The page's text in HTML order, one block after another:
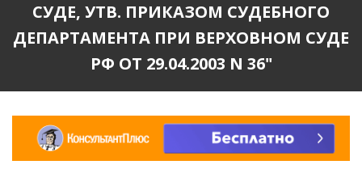
СУДЕ, УТВ. ПРИКАЗОМ СУДЕБНОГО
ДЕПАРТАМЕНТА ПРИ ВЕРХОВНОМ СУДЕ
РФ ОТ 29.04.2003 N 36"